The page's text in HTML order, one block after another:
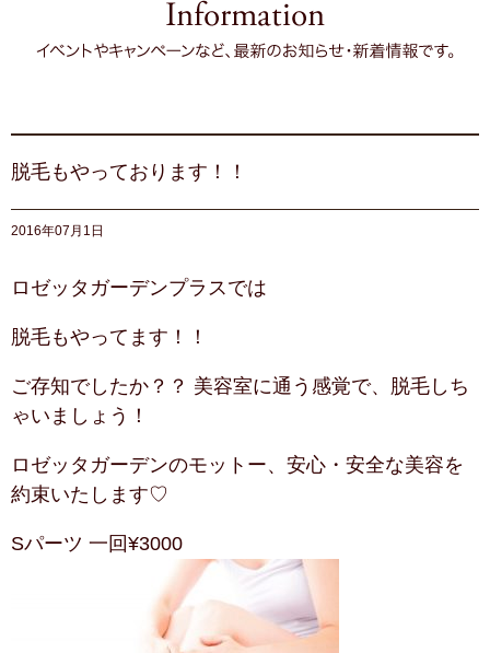
脱毛もやっております！！
2016年07月1日
ロゼッタガーデンプラスでは
脱毛もやってます！！
ご存知でしたか？？ 美容室に通う感覚で、脱毛しち
ゃいましょう！
ロゼッタガーデンのモットー、安心・安全な美容を
約束いたします♡
Sパーツ 一回¥3000